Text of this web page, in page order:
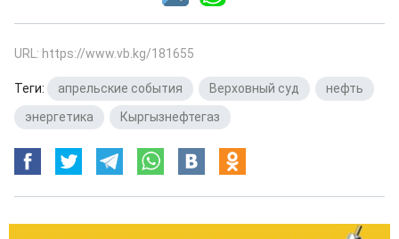
URL: https://www.vb.kg/181655
Теги: апрельские события Верховный суд нефть
энергетика
Кыргызнефтегаз